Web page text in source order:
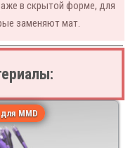
в скрытой форме, для
заменяют мат.
MMD